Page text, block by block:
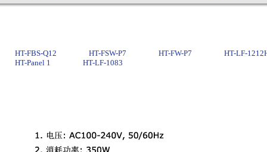
HT-FBS-Q12 HT-FSW-P7 HT-FW-P7
HT-LF-
HT-Panel 1
HT-LF-1083